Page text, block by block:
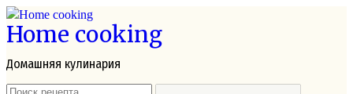
Перейти
к
Home cooking
Домашняя кулинария